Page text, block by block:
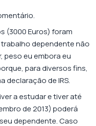
(3000 Euros) foram
dependente não
peso eu embora eu
para diversos fins,
declaração de IRS.
a estudar e tiver até
de 2013) poderá
dependente. Caso